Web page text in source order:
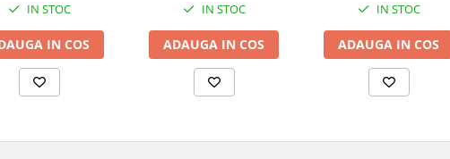
IN STOC
IN COS
IN STOC
ADAUGA IN COS
IN STOC
ADAUGA IN COS